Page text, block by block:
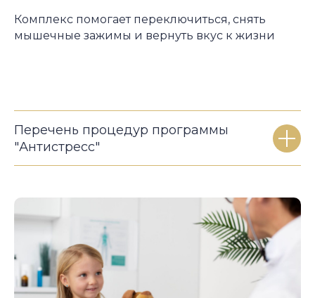
Комплекс помогает переключиться, снять
мышечные зажимы и вернуть вкус к жизни
Перечень процедур программы
"Антистресс"